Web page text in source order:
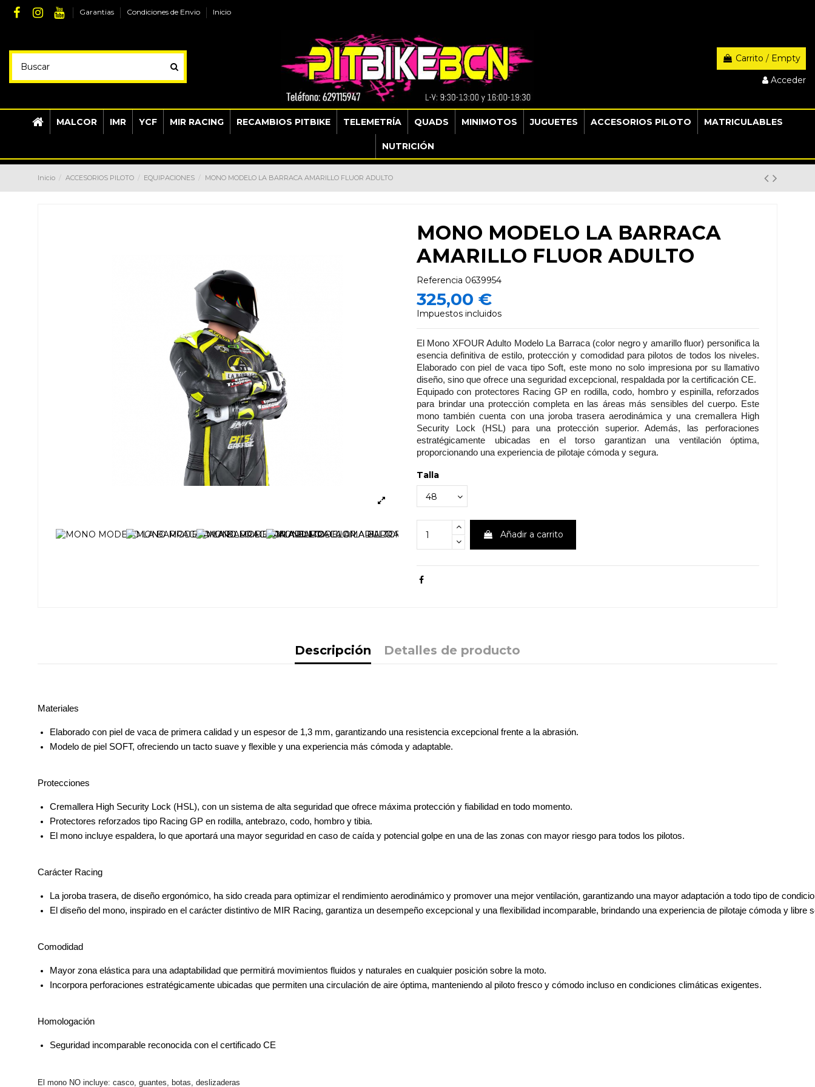
Garantias Condiciones de Envio Inicio
Carrito / Empty
Acceder
MALCOR IMR YCF MIR RACING RECAMBIOS PITBIKE TELEMETRÍA QUADS MINIMOTOS JUGUETES ACCESORIOS PILOTO MATRICULABLES
NUTRICIÓN
Inicio ACCESORIOS PILOTO EQUIPACIONES MONO MODELO LA BARRACA AMARILLO FLUOR ADULTO
MONO MODELO LA BARRACA
AMARILLO FLUOR ADULTO
Referencia 0639954
325,00 €
Impuestos incluidos
El Mono XFOUR Adulto Modelo La Barraca (color negro y amarillo fluor) personifica la
esencia definitiva de estilo, protección y comodidad para pilotos de todos los niveles.
Elaborado con piel de vaca tipo Soft, este mono no solo impresiona por su llamativo
diseño, sino que ofrece una seguridad excepcional, respaldada por la certificación CE.
Equipado con protectores Racing GP en rodilla, codo, hombro y espinilla, reforzados
para brindar una protección completa en las áreas más sensibles del cuerpo. Este
mono también cuenta con una joroba trasera aerodinámica y una cremallera High
Security Lock (HSL) para una protección superior. Además, las perforaciones
estratégicamente ubicadas en el torso garantizan una ventilación óptima,
proporcionando una experiencia de pilotaje cómoda y segura.
Talla
Añadir a carrito
Descripción Detalles de producto
Materiales
Elaborado con piel de vaca de primera calidad y un espesor de 1,3 mm, garantizando una resistencia excepcional frente a la abrasión.
Modelo de piel SOFT, ofreciendo un tacto suave y flexible y una experiencia más cómoda y adaptable.
Protecciones
Cremallera High Security Lock (HSL), con un sistema de alta seguridad que ofrece máxima protección y fiabilidad en todo momento.
Protectores reforzados tipo Racing GP en rodilla, antebrazo, codo, hombro y tibia.
El mono incluye espaldera, lo que aportará una mayor seguridad en caso de caída y potencial golpe en una de las zonas con mayor riesgo para todos los pilotos.
Carácter Racing
La joroba trasera, de diseño ergonómico, ha sido creada para optimizar el rendimiento aerodinámico y promover una mejor ventilación, garantizando una mayor adaptación a todo tipo de
El diseño del mono, inspirado en el carácter distintivo de MIR Racing, garantiza un desempeño excepcional y una flexibilidad incomparable, brindando una experiencia de pilotaje cómoda y libre
Comodidad
Mayor zona elástica para una adaptabilidad que permitirá movimientos fluidos y naturales en cualquier posición sobre la moto.
Incorpora perforaciones estratégicamente ubicadas que permiten una circulación de aire óptima, manteniendo al piloto fresco y cómodo incluso en condiciones climáticas exigentes.
Homologación
Seguridad incomparable reconocida con el certificado CE
El mono NO incluye: casco, guantes, botas, deslizaderas